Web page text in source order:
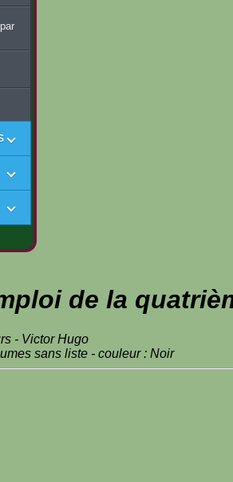
de la
- Victor Hugo
sans liste - couleur : Noir